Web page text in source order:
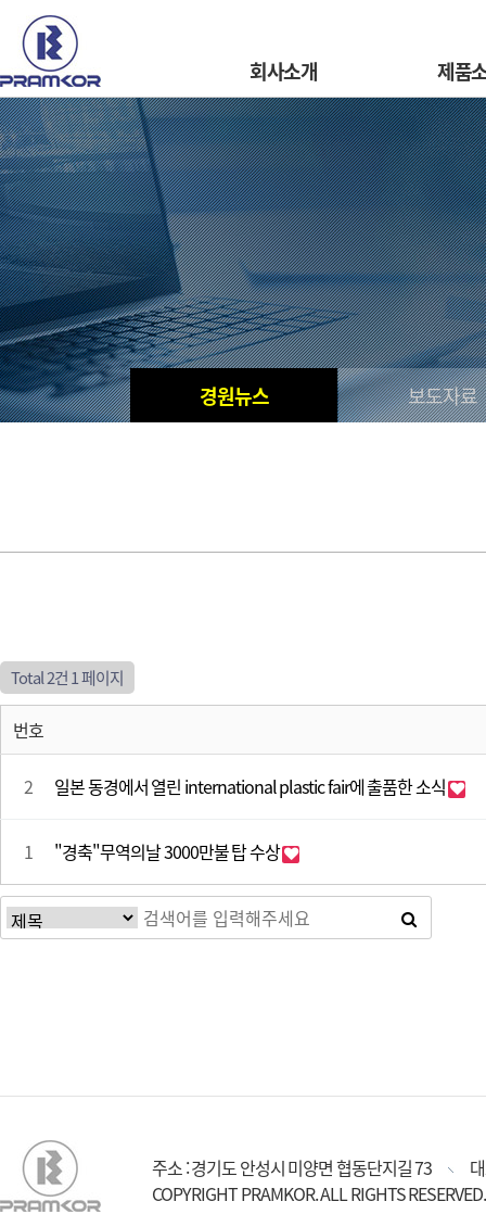
회사소개 제품
경원뉴스 보도자료
Total 2건 1 페이지
번호
2 일본 동경에서 열린 international plastic fair에 출품한 소식
1 "경축"무역의날 3000만불 탑 수상
주소 : 경기도 안성시 미양면 협동단지길 73
COPYRIGHT PRAMKOR. ALL RIGHTS RESERVED.